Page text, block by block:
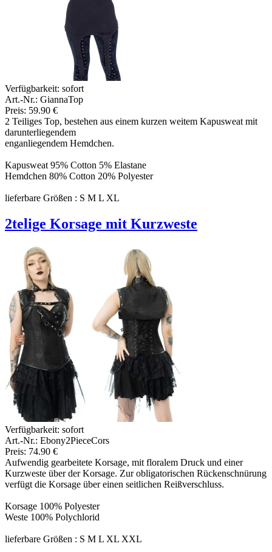
Verfügbarkeit: sofort
Art.-Nr.: GiannaTop
Preis: 59.90 €
2 Teiliges Top, bestehen aus einem kurzen weitem Kapusweat mit
darunterliegendem
enganliegendem Hemdchen.
Kapusweat 95% Cotton 5% Elastane
Hemdchen 80% Cotton 20% Polyester
lieferbare Größen : S M L XL
2telige Korsage mit Kurzweste
Verfügbarkeit: sofort
Art.-Nr.: Ebony2PieceCors
Preis: 74.90 €
Aufwendig gearbeitete Korsage, mit floralem Druck und einer
Kurzweste über der Korsage. Zur obligatorischen Rückenschnürung
verfügt die Korsage über einen seitlichen Reißverschluss.
Korsage 100% Polyester
Weste 100% Polychlorid
lieferbare Größen : S M L XL XXL